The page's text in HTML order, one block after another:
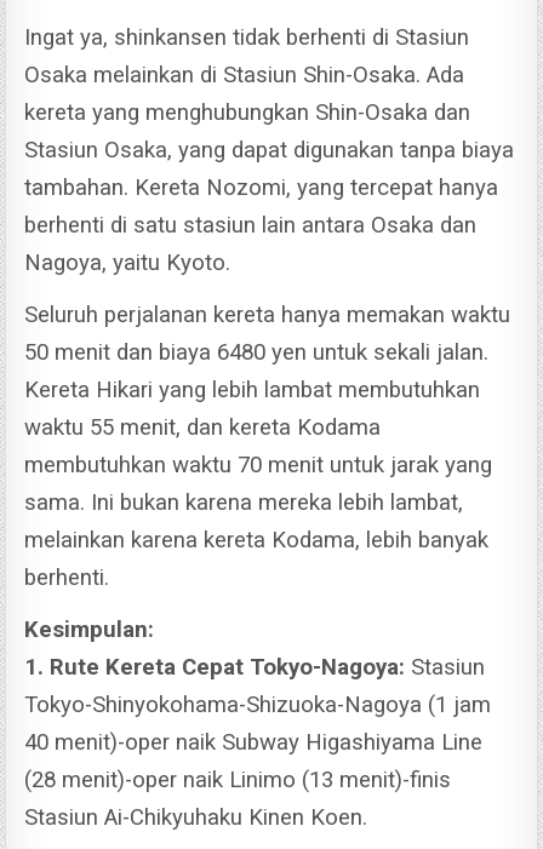
Ingat ya, shinkansen tidak berhenti di Stasiun
Osaka melainkan di Stasiun Shin-Osaka. Ada
kereta yang menghubungkan Shin-Osaka dan
Stasiun Osaka, yang dapat digunakan tanpa biaya
tambahan. Kereta Nozomi, yang tercepat hanya
berhenti di satu stasiun lain antara Osaka dan
Nagoya, yaitu Kyoto.
Seluruh perjalanan kereta hanya memakan waktu
50 menit dan biaya 6480 yen untuk sekali jalan.
Kereta Hikari yang lebih lambat membutuhkan
waktu 55 menit, dan kereta Kodama
membutuhkan waktu 70 menit untuk jarak yang
sama. Ini bukan karena mereka lebih lambat,
melainkan karena kereta Kodama, lebih banyak
berhenti.
Kesimpulan:
1. Rute Kereta Cepat Tokyo-Nagoya: Stasiun
Tokyo-Shinyokohama-Shizuoka-Nagoya (1 jam
40 menit)-oper naik Subway Higashiyama Line
(28 menit)-oper naik Linimo (13 menit)-finis
Stasiun Ai-Chikyuhaku Kinen Koen.